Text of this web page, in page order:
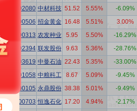
002080 中材科技 51.52 5.55% -6.09%
000506 招金黄金 16.48 5.51% 3.00%
600313 农发种业 5.95 5.50% -16.29%
19
002394 联发股份 9.63 5.36% -28.76%
603619 中曼石油 22.43 5.35% -33.00%
301058 中粮科工 8.67 5.09% -9.45%
600105 永鼎股份 38.38 5.01% -9.49%
23
000703 恒逸石化 17.20 4.94% -2.17%